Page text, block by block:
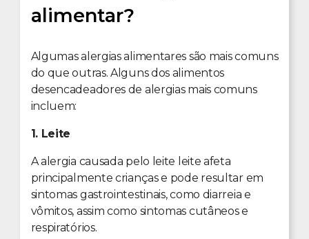
alimentar?
Algumas alergias alimentares são mais comuns
do que outras. Alguns dos alimentos
desencadeadores de alergias mais comuns
incluem:
1. Leite
A alergia causada pelo leite leite afeta
principalmente crianças e pode resultar em
sintomas gastrointestinais, como diarreia e
vômitos, assim como sintomas cutâneos e
respiratórios.